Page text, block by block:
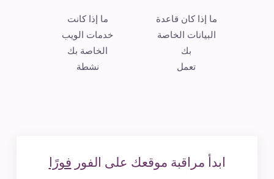
ما إذا كان قاعدة
البيانات الخاصة
بك
تعمل
ما إذا كانت
خدمات الويب
الخاصة بك
نشطة
ابدأ مراقبة موقعك على الفورفورًا